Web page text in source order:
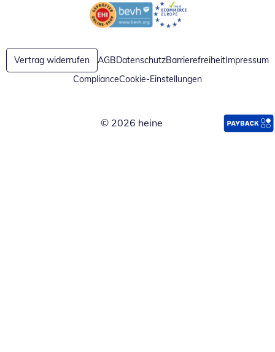
Öffnet in neuem FensterÖffnet in neuem Fenster
Vertrag widerrufen AGBDatenschutzBarrierefreiheitImpressum
ComplianceCookie-Einstellungen
© 2026 heine